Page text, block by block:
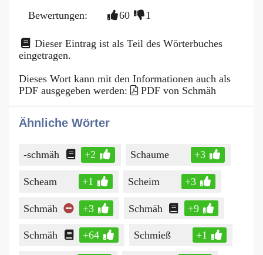
Bewertungen:
60 1
Dieser Eintrag ist als Teil des Wörterbuches
eingetragen.
Dieses Wort kann mit den Informationen auch als
PDF ausgegeben werden:
PDF von Schmäh
Ähnliche Wörter
-schmäh +2 Schaume +3
Scheam +1 Scheim +3
Schmäh +3 Schmäh +9
Schmäh +64 Schmieß +1